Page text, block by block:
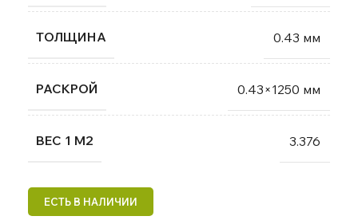
ТОЛЩИНА 0.43 мм
РАСКРОЙ 0.43×1250 мм
ВЕС 1 М2 3.376